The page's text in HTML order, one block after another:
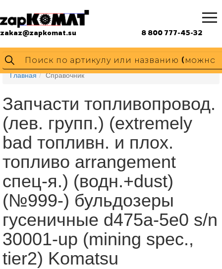
zakaz@zapkomat.su 8 800 777-45-32
Главная Справочник
Запчасти топливопровод.
(лев. групп.) (extremely
bad топливн. и плох.
топливо arrangement
спец-я.) (водн.+dust)
(№999-) бульдозеры
гусеничные d475a-5e0 s/n
30001-up (mining spec.,
tier2) Komatsu